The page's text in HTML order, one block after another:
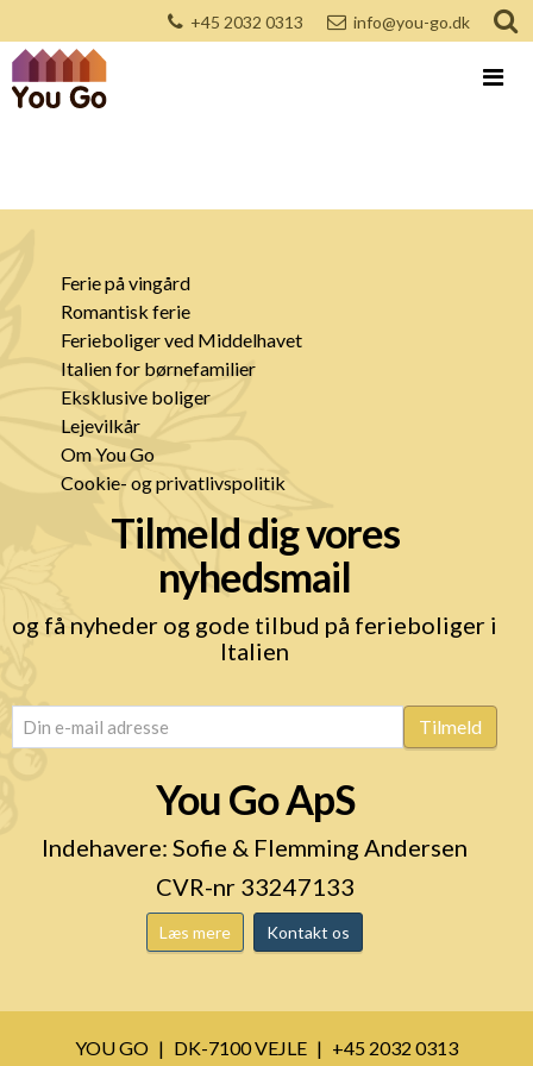
+45 2032 0313 info@you-go.dk
Ferie på vingård
Romantisk ferie
Ferieboliger ved Middelhavet
Italien for børnefamilier
Eksklusive boliger
Lejevilkår
Om You Go
Cookie- og privatlivspolitik
Tilmeld dig vores
nyhedsmail
og få nyheder og gode tilbud på ferieboliger i
Italien
email (Påkrævet) Tilmeld
You Go ApS
Indehavere: Sofie & Flemming Andersen
CVR-nr 33247133
Læs mere Kontakt os
YOU GO DK-7100 VEJLE
+45 2032 0313